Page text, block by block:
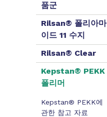
품군
Rilsan® 폴리아마
이드 11 수지
Rilsan® Clear
Kepstan® PEKK
폴리머
Kepstan® PEKK에
관한 참고 자료